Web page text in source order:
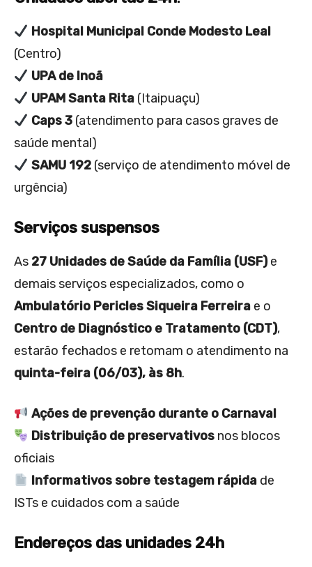
Hospital Municipal Conde Modesto Leal
(Centro)
UPA de Inoã
UPAM Santa Rita(Itaipuaçu)
Caps 3(atendimento para casos graves de
saúde mental)
SAMU 192(serviço de atendimento móvel de
urgência)
Serviços suspensos
As 27 Unidades de Saúde da Família (USF)e
demais serviços especializados, como o
Ambulatório Pericles Siqueira Ferreira e o
Centro de Diagnóstico e Tratamento (CDT),
estarão fechados e retomam o atendimento na
quinta-feira (06/03), às 8h.
Ações de prevenção durante o Carnaval
Distribuição de preservativosnos blocos
oficiais
Informativos sobre testagem rápidade
ISTs e cuidados com a saúde
Endereços das unidades 24h